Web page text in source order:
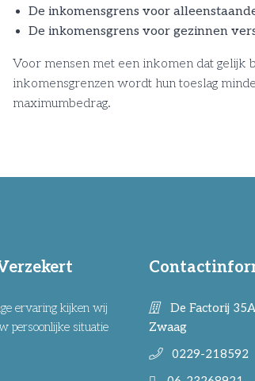
De inkomensgrens voor
De inkomensgrens voor gezinnen
Voor mensen met een inkomen dat gelijk
inkomensgrenzen wordt hun toeslag
maximumbedrag.
ervaring kijken wij
persoonlijke situatie
De Factorij
Zwaag
0229-218592